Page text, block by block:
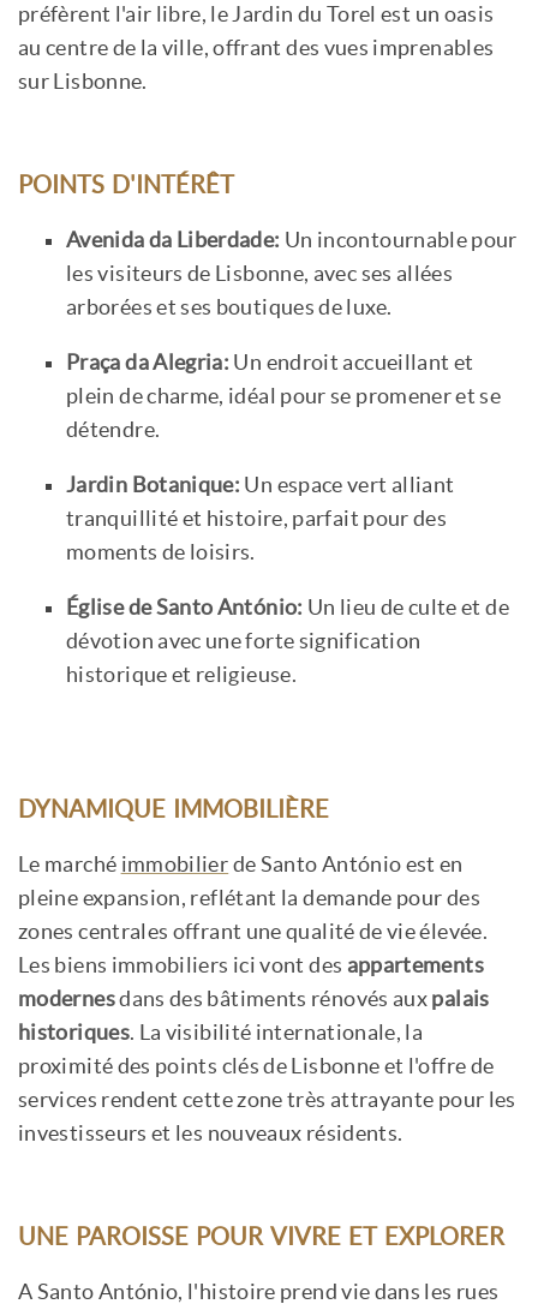
préfèrent l'air libre, le Jardin du Torel est un oasis
au centre de la ville, offrant des vues imprenables
sur Lisbonne.
POINTS D'INTÉRÊT
Avenida da Liberdade: Un incontournable pour
les visiteurs de Lisbonne, avec ses allées
arborées et ses boutiques de luxe.
Praça da Alegria: Un endroit accueillant et
plein de charme, idéal pour se promener et se
détendre.
Jardin Botanique: Un espace vert alliant
tranquillité et histoire, parfait pour des
moments de loisirs.
Église de Santo António: Un lieu de culte et de
dévotion avec une forte signification
historique et religieuse.
DYNAMIQUE IMMOBILIÈRE
Le marché immobilier de Santo António est en
pleine expansion, reflétant la demande pour des
zones centrales offrant une qualité de vie élevée.
Les biens immobiliers ici vont des appartements
modernesdans des bâtiments rénovés aux palais
historiques. La visibilité internationale, la
proximité des points clés de Lisbonne et l'offre de
services rendent cette zone très attrayante pour les
investisseurs et les nouveaux résidents.
UNE PAROISSE POUR VIVRE ET EXPLORER
A Santo António, l'histoire prend vie dans les rues